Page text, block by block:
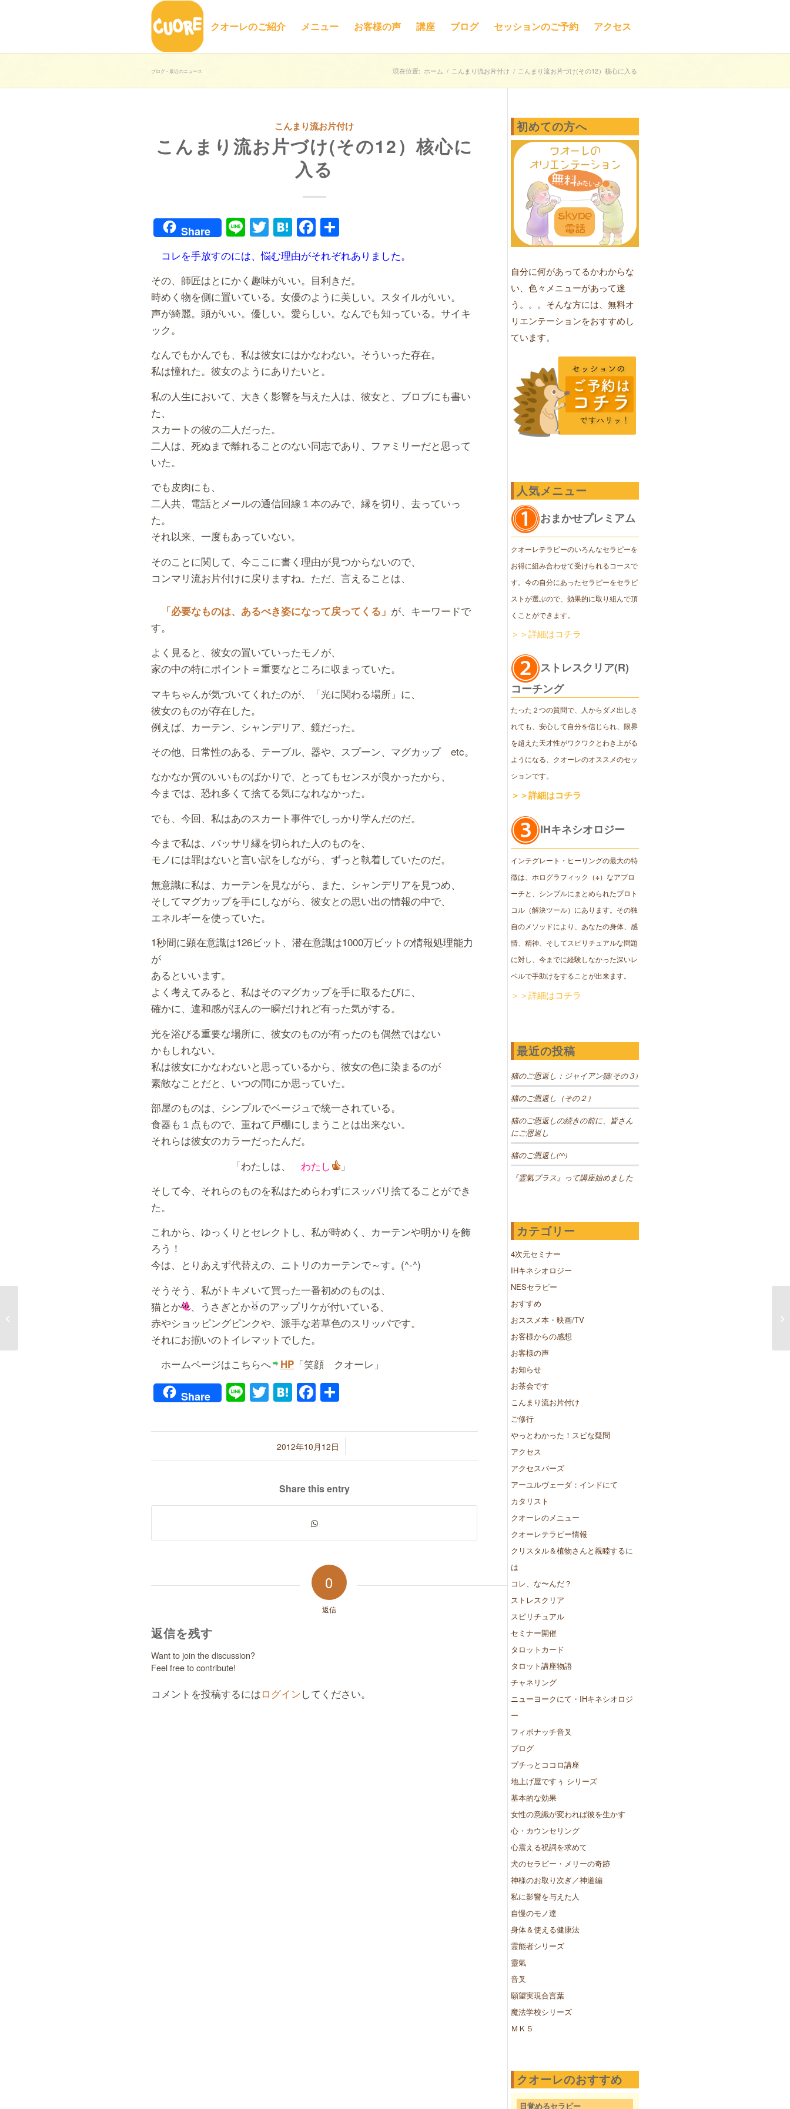
クオーレのご紹介 メニュー お客様の声 講座 ブログ セッションのご予約 アクセス
ブログ - 最近のニュース 現在位置: ホーム / こんまり流お片付け / こんまり流お片づけ(その12）核心に入る
こんまり流お片付け
こんまり流お片づけ(その12）核心に
入る
Share LineTwitter
HatenaFacebook
有
コレを手放すのには、悩む理由がそれぞれありました。
その、師匠はとにかく趣味がいい。目利きだ。
時めく物を側に置いている。女優のように美しい。スタイルがいい。
声が綺麗。頭がいい。優しい。愛らしい。なんでも知っている。サイキ
ック。
なんでもかんでも、私は彼女にはかなわない。そういった存在。
私は憧れた。彼女のようにありたいと。
私の人生において、大きく影響を与えた人は、彼女と、ブロブにも書い
た、
スカートの彼の二人だった。
二人は、死ぬまで離れることのない同志であり、ファミリーだと思って
いた。
でも皮肉にも、
二人共、電話とメールの通信回線１本のみで、縁を切り、去っていっ
た。
それ以来、一度もあっていない。
そのことに関して、今ここに書く理由が見つからないので、
コンマリ流お片付けに戻りますね。ただ、言えることは、
「必要なものは、あるべき姿になって戻ってくる」 が、キーワードで
す。
よく見ると、彼女の置いていったモノが、
家の中の特にポイント＝重要なところに収まっていた。
マキちゃんが気づいてくれたのが、「光に関わる場所」に、
彼女のものが存在した。
例えば、カーテン、シャンデリア、鏡だった。
その他、日常性のある、テーブル、器や、スプーン、マグカップ etc。
なかなか質のいいものばかりで、とってもセンスが良かったから、
今までは、恐れ多くて捨てる気になれなかった。
でも、今回、私はあのスカート事件でしっかり学んだのだ。
今まで私は、バッサリ縁を切られた人のものを、
モノには罪はないと言い訳をしながら、ずっと執着していたのだ。
無意識に私は、カーテンを見ながら、また、シャンデリアを見つめ、
そしてマグカップを手にしながら、彼女との思い出の情報の中で、
エネルギーを使っていた。
1秒間に顕在意識は126ビット、潜在意識は1000万ビットの情報処理能力
が
あるといいます。
よく考えてみると、私はそのマグカップを手に取るたびに、
確かに、違和感がほんの一瞬だけれど有った気がする。
光を浴びる重要な場所に、彼女のものが有ったのも偶然ではない
かもしれない。
私は彼女にかなわないと思っているから、彼女の色に染まるのが
素敵なことだと、いつの間にか思っていた。
部屋のものは、シンプルでベージュで統一されている。
食器も１点もので、重ねて戸棚にしまうことは出来ない。
それらは彼女のカラーだったんだ。
「わたしは、 わたし
」
そして今、それらのものを私はためらわずにスッパリ捨てることができ
た。
これから、ゆっくりとセレクトし、私が時めく、カーテンや明かりを飾
ろう！
今は、とりあえず代替えの、ニトリのカーテンで～す。(^-^)
そうそう、私がトキメいて買った一番初めのものは、
猫とか
、うさぎとか
のアップリケが付いている、
赤やショッピングピンクや、派手な若草色のスリッパです。
それにお揃いのトイレマットでした。
ホームページはこちらへ
HP 「笑顔 クオーレ」
Share LineTwitter
HatenaFacebook
2012年10月12日
/
Share this entry
0
返信
返信を残す
Want to join the discussion?
Feel free to contribute!
コメントを投稿するにはログインしてください。
初めての方へ
自分に何があってるかわからな
い、色々メニューがあって迷
う。。。そんな方には、無料オ
リエンテーションをおすすめし
ています。
人気メニュー
おまかせプレミアム
クオーレテラピーのいろんなセラピーを
お得に組み合わせて受けられるコースで
す。今の自分にあったセラピーをセラピ
ストが選ぶので、効果的に取り組んで頂
くことができます。
＞＞詳細はコチラ
ストレスクリア(R)
コーチング
たった２つの質問で、人からダメ出しさ
れても、安心して自分を信じられ、限界
を超えた天才性がワクワクとわき上がる
ようになる、クオーレのオススメのセッ
ションです。
＞＞詳細はコチラ
IHキネシオロジー
インテグレート・ヒーリングの最大の特
徴は、ホログラフィック（※）なアプロ
ーチと、シンプルにまとめられたプロト
コル（解決ツール）にあります。その独
自のメソッドにより、あなたの身体、感
情、精神、そしてスピリチュアルな問題
に対し、今までに経験しなかった深いレ
ベルで手助けをすることが出来ます。
＞＞詳細はコチラ
最近の投稿
猫のご恩返し：ジャイアン猫(その３)
猫のご恩返し（その２）
猫のご恩返しの続きの前に、皆さん
にご恩返し
猫のご恩返し(^^)
『霊氣プラス』って講座始めました
カテゴリー
4次元セミナー
IHキネシオロジー
NESセラピー
おすすめ
おススメ本・映画/TV
お客様からの感想
お客様の声
お知らせ
お茶会です
こんまり流お片付け
ご修行
やっとわかった！スピな疑問
アクセス
アクセスバーズ
アーユルヴェーダ：インドにて
カタリスト
クオーレのメニュー
クオーレテラピー情報
クリスタル＆植物さんと親睦するに
は
コレ、な〜んだ？
ストレスクリア
スピリチュアル
セミナー開催
タロットカード
タロット講座物語
チャネリング
ニューヨークにて・IHキネシオロジ
ー
フィボナッチ音叉
ブログ
プチっとココロ講座
地上げ屋ですぅ シリーズ
基本的な効果
女性の意識が変われば彼を生かす
心・カウンセリング
心震える祝詞を求めて
犬のセラピー・メリーの奇跡
神様のお取り次ぎ／神道編
私に影響を与えた人
自慢のモノ達
身体＆使える健康法
霊能者シリーズ
靈氣
音叉
願望実現合言葉
魔法学校シリーズ
ＭＫ５
クオーレのおすすめ
目覚めるセラピー